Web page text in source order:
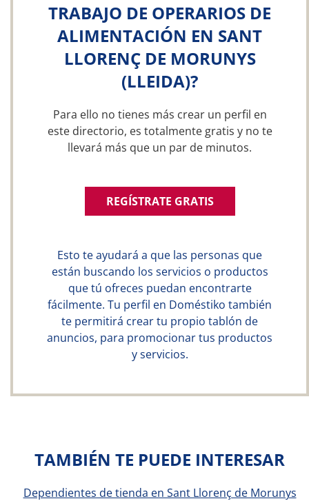
TRABAJO DE OPERARIOS DE
ALIMENTACIÓN EN SANT
LLORENÇ DE MORUNYS
(LLEIDA)?
Para ello no tienes más crear un perfil en
este directorio, es totalmente gratis y no te
llevará más que un par de minutos.
REGÍSTRATE GRATIS
Esto te ayudará a que las personas que
están buscando los servicios o productos
que tú ofreces puedan encontrarte
fácilmente. Tu perfil en Doméstiko también
te permitirá crear tu propio tablón de
anuncios, para promocionar tus productos
y servicios.
TAMBIÉN TE PUEDE INTERESAR
Dependientes de tienda en Sant Llorenç de Morunys